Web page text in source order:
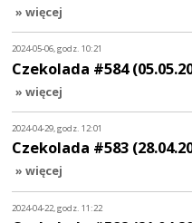
» więcej
2024-05-06, godz. 10:21
Czekolada #584
» więcej
2024-04-29, godz. 12:01
Czekolada #583
» więcej
2024-04-22, godz. 11:22